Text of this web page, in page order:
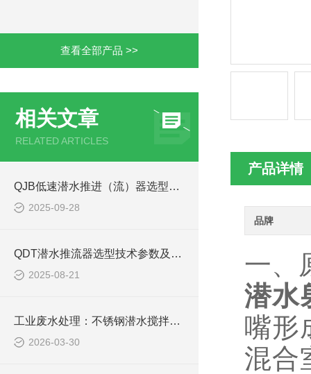
查看全部产品 >>
相关文章
RELATED ARTICLES
QJB低速潜水推进（流）器选型关键考量因素
2025-09-28
QDT潜水推流器选型技术参数及QTD潜水推进器安装方法
2025-08-21
工业废水处理：不锈钢潜水搅拌机如何防止污泥沉淀
2026-03-30
产品详情
品牌
一、
潜水
嘴形
混合